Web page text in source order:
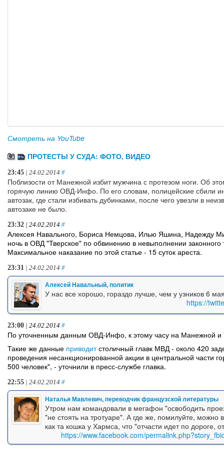
Смотреть на YouTube
ПРОТЕСТЫ У СУДА: ФОТО, ВИДЕО
23:45 | 24.02.2014 #
Поблизости от Манежной избит мужчина с протезом ноги. Об
горячую линию ОВД-Инфо. По его словам, полицейские сбили
автозак, где стали избивать дубинками, после чего увезли в
автозаке не было.
23:32 | 24.02.2014 #
Алексея Навального, Бориса Немцова, Илью Яшина, Надежду
ночь в ОВД "Тверское" по обвинению в невыполнении
Максимальное наказание по этой статье - 15 суток ареста.
23:31 | 24.02.2014 #
Алексей Навальный, политик
У нас все хорошо, гораздо лучше, чем у узников 6
https://
23:00 | 24.02.2014 #
По уточненным данным ОВД-Инфо, к этому часу на Манежной и
Такие же данные приводитстоличный главк МВД - около 420
проведения несанкционированной акции в центральной части
500 человек", - уточнили в пресс-службе главка.
22:55 | 24.02.2014 #
Наталья Мавлевич, переводчик французской литературы
Утром нам командовали в мегафон "освободить
"не стоять на тротуаре". А где же, помилуйте, можно
как та кошка у Хармса, что "отчасти идет по дороге,
https://www.facebook.com/